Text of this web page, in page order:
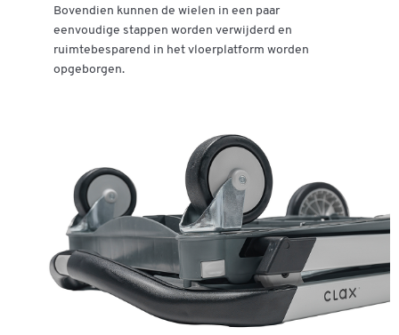
Bovendien kunnen de wielen in een paar
eenvoudige stappen worden verwijderd en
ruimtebesparend in het vloerplatform worden
opgeborgen.